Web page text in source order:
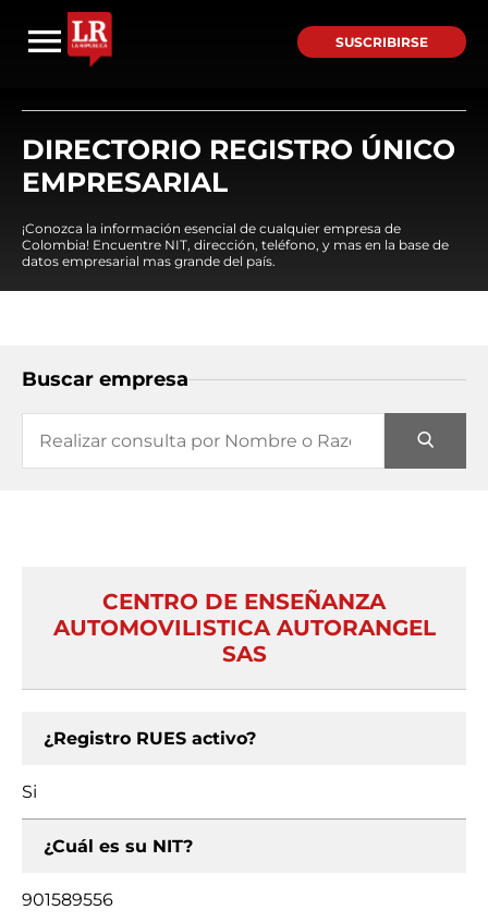
SUSCRIBIRSE
DIRECTORIO REGISTRO ÚNICO
EMPRESARIAL
¡Conozca la información esencial de cualquier empresa de
Colombia! Encuentre NIT, dirección, teléfono, y mas en la base de
datos empresarial mas grande del país.
Buscar empresa
CENTRO DE ENSEÑANZA
AUTOMOVILISTICA AUTORANGEL
SAS
¿Registro RUES activo?
Si
¿Cuál es su NIT?
901589556